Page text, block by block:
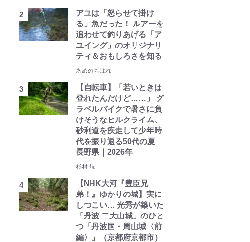
アユは「怒らせて掛け
る」魚だった！ ルアーを
追わせて釣りあげる「ア
ユイング」のオリジナリ
ティ＆おもしろさを知る
あめのちはれ
【自転車】「若いときは
登れたんだけど……」 グ
ラベルバイクで暑さに負
けそうなヒルクライム、
砂利道を疾走して少年時
代を振り返る50代の夏
長野県｜2026年
杉村 航
【NHK大河『豊臣兄
弟！』ゆかりの城】実に
しつこい… 光秀が築いた
「丹波 二大山城」のひと
つ「丹波国・周山城〈前
編〉」（京都府京都市）